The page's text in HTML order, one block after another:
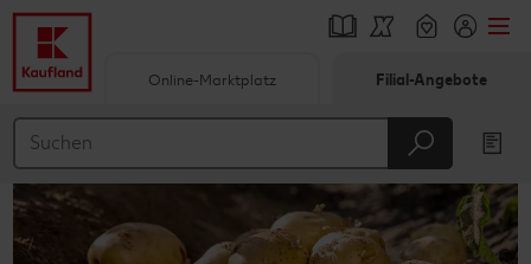
Hauptinhalt
Footer
Online-Marktplatz Filial-Angebote